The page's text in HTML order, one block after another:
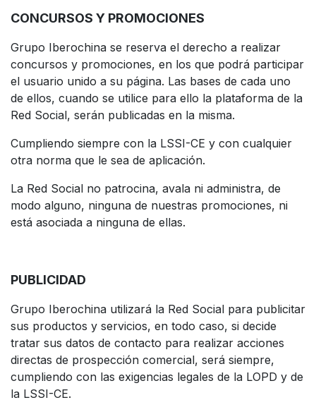
CONCURSOS Y PROMOCIONES
Grupo Iberochina se reserva el derecho a realizar
concursos y promociones, en los que podrá participar
el usuario unido a su página. Las bases de cada uno
de ellos, cuando se utilice para ello la plataforma de la
Red Social, serán publicadas en la misma.
Cumpliendo siempre con la LSSI-CE y con cualquier
otra norma que le sea de aplicación.
La Red Social no patrocina, avala ni administra, de
modo alguno, ninguna de nuestras promociones, ni
está asociada a ninguna de ellas.
PUBLICIDAD
Grupo Iberochina utilizará la Red Social para publicitar
sus productos y servicios, en todo caso, si decide
tratar sus datos de contacto para realizar acciones
directas de prospección comercial, será siempre,
cumpliendo con las exigencias legales de la LOPD y de
la LSSI-CE.